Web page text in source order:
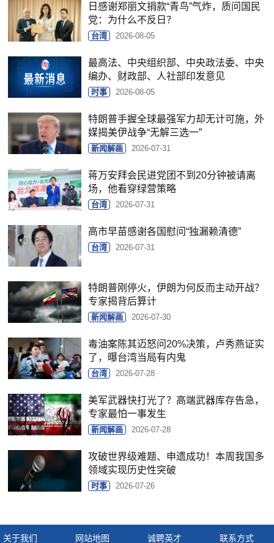
日感谢郑丽文捐款“青鸟”气炸，质问国民
党：为什么不反日？
台湾 2026-08-05
最高法、中央组织部、中央政法委、中央
编办、财政部、人社部印发意见
时事 2026-08-05
特朗普手握全球最强军力却无计可施，外
媒揭美伊战争“无解三选一”
新闻解画 2026-07-31
蒋万安拜会民进党团不到20分钟被请离
场，他看穿绿营策略
台湾 2026-07-31
高市早苗感谢各国慰问“独漏赖清德”
台湾 2026-07-31
特朗普刚停火，伊朗为何反而主动开战？
专家揭背后算计
新闻解画 2026-07-30
毒油案陈其迈怒问20%决策，卢秀燕证实
了，曝台湾当局有内鬼
台湾 2026-07-28
美军武器快打光了？高端武器库存告急，
专家最怕一事发生
新闻解画 2026-07-28
攻破世界级难题、申遗成功！本周我国多
领域实现历史性突破
时事 2026-07-26
关于我们 网站地图 诚聘英才 联系方式